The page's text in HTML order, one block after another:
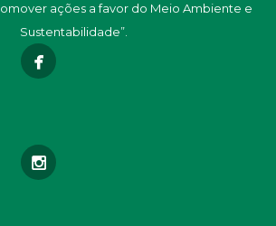
ações a favor do Meio Ambiente e
Sustentabilidade”.